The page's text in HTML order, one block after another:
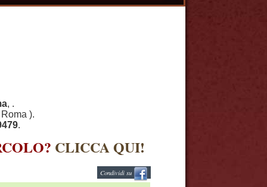
, .
).
.
CLICCA QUI!
Condividi su